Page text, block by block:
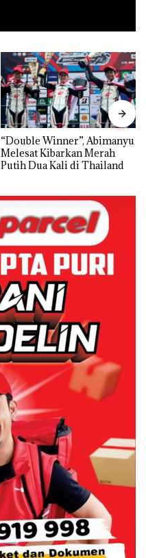
“Double Winner”, Abimanyu
Melesat Kibarkan Merah
Putih Dua Kali di Thailand